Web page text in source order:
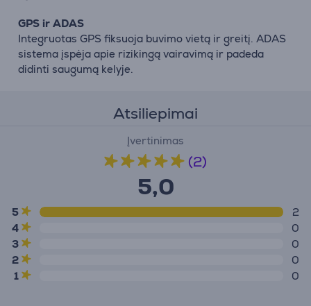
GPS ir ADAS
Integruotas GPS fiksuoja buvimo vietą ir greitį. ADAS
sistema įspėja apie rizikingą vairavimą ir padeda
didinti saugumą kelyje.
Atsiliepimai
Įvertinimas
(2)
5,0
5
2
4
0
3
0
2
0
1
0